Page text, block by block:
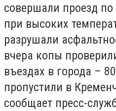
совершали проезд
при высоких
разрушали
вчера копы
въездах в города –
пропустили в
сообщает пресс-